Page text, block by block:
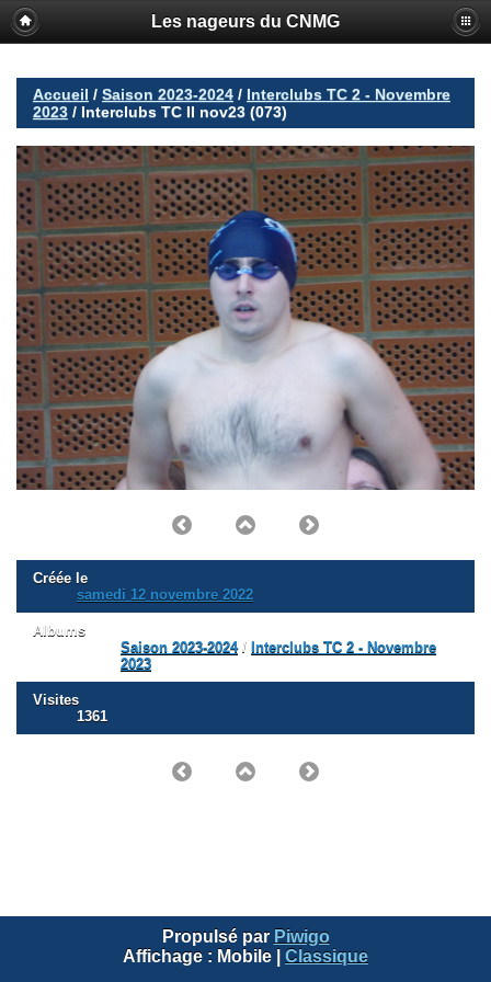
Les nageurs du CNMG
Accueil / Saison 2023-2024 / Interclubs TC 2 - Novembre
2023 / Interclubs TC II nov23 (073)
Créée le
samedi 12 novembre 2022
Albums
Saison 2023-2024/ Interclubs TC 2 - Novembre
2023
Visites
1361
Propulsé par Piwigo
Affichage : Mobile Classique